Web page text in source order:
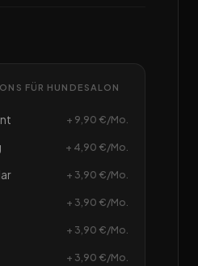
FÜR HUNDESALON
+ 9,90 €/Mo.
+ 4,90 €/Mo.
+ 3,90 €/Mo.
+ 3,90 €/Mo.
+ 3,90 €/Mo.
+ 3,90 €/Mo.